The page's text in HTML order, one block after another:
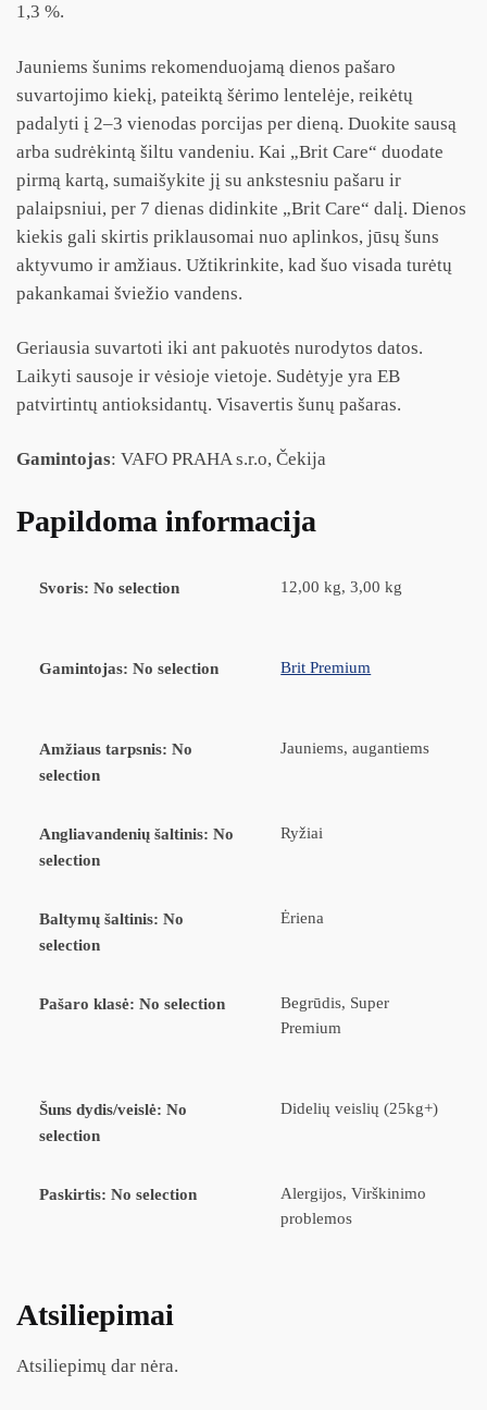
1,3 %.
Jauniems šunims rekomenduojamą dienos pašaro
suvartojimo kiekį, pateiktą šėrimo lentelėje, reikėtų
padalyti į 2–3 vienodas porcijas per dieną. Duokite sausą
arba sudrėkintą šiltu vandeniu. Kai „Brit Care“ duodate
pirmą kartą, sumaišykite jį su ankstesniu pašaru ir
palaipsniui, per 7 dienas didinkite „Brit Care“ dalį. Dienos
kiekis gali skirtis priklausomai nuo aplinkos, jūsų šuns
aktyvumo ir amžiaus. Užtikrinkite, kad šuo visada turėtų
pakankamai šviežio vandens.
Geriausia suvartoti iki ant pakuotės nurodytos datos.
Laikyti sausoje ir vėsioje vietoje. Sudėtyje yra EB
patvirtintų antioksidantų. Visavertis šunų pašaras.
Gamintojas: VAFO PRAHA s.r.o, Čekija
Papildoma informacija
Svoris: No selection 12,00 kg, 3,00 kg
Gamintojas: No selection Brit Premium
Amžiaus tarpsnis: No
selection
Jauniems, augantiems
Angliavandenių šaltinis: No
selection
Ryžiai
Baltymų šaltinis: No
selection
Ėriena
Pašaro klasė: No selection
Begrūdis, Super
Premium
Šuns dydis/veislė: No
selection
Didelių veislių (25kg+)
Paskirtis: No selection
Alergijos, Virškinimo
problemos
Atsiliepimai
Atsiliepimų dar nėra.